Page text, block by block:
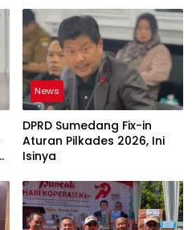
News
DPRD Sumedang Fix-in
Aturan Pilkades 2026, Ini
Isinya